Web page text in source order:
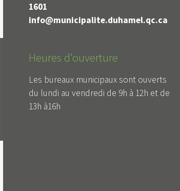
Avis public
- REPORT
D'OUVERTURE
SOUMISSIONS
CIEL
1601
info@municipalite.duhamel.qc.ca
Heures d'ouverture
Les bureaux municipaux sont ouverts
du lundi au vendredi de 9h à 12h et de
13h à16h